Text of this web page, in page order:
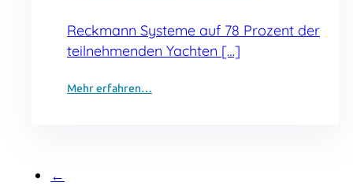
Reckmann Systeme auf 78 Prozent der
teilnehmenden Yachten […]
Mehr erfahren…
←